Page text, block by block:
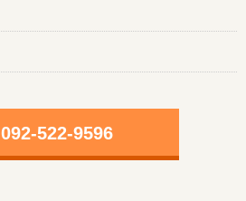
092-522-9596